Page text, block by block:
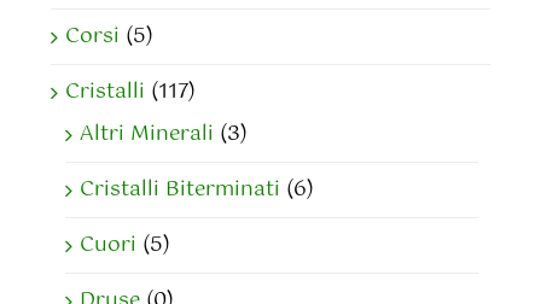
Corsi (5)
Cristalli (117)
Altri Minerali (3)
Cristalli Biterminati (6)
Cuori (5)